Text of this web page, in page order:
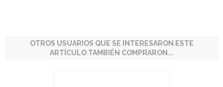
OTROS USUARIOS QUE SE INTERESARON ESTE
ARTÍCULO TAMBIÉN COMPRARON...